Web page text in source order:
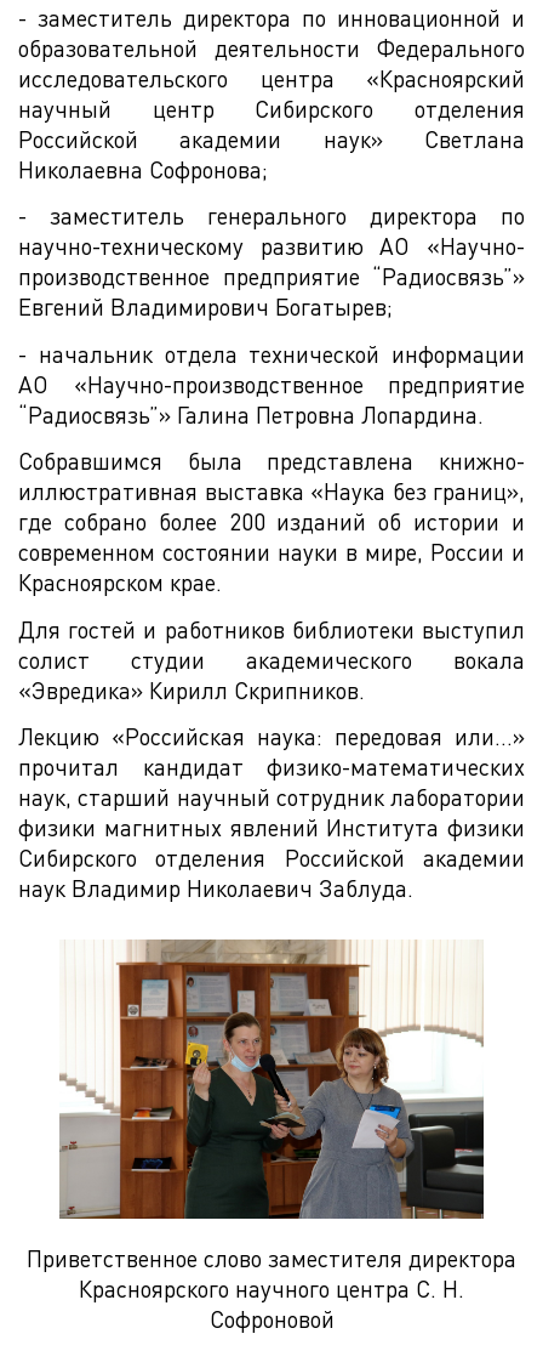
- заместитель директора по инновационной и
образовательной деятельности Федерального
исследовательского центра «Красноярский
научный центр Сибирского отделения
Российской академии наук» Светлана
Николаевна Софронова;
- заместитель генерального директора по
научно-техническому развитию АО «Научно-
производственное предприятие “Радиосвязь”»
Евгений Владимирович Богатырев;
- начальник отдела технической информации
АО «Научно-производственное предприятие
“Радиосвязь”» Галина Петровна Лопардина.
Собравшимся была представлена книжно-
иллюстративная выставка «Наука без границ»,
где собрано более 200 изданий об истории и
современном состоянии науки в мире, России и
Красноярском крае.
Для гостей и работников библиотеки выступил
солист студии академического вокала
«Эвредика» Кирилл Скрипников.
Лекцию «Российская наука: передовая или…»
прочитал кандидат физико-математических
наук, старший научный сотрудник лаборатории
физики магнитных явлений Института физики
Сибирского отделения Российской академии
наук Владимир Николаевич Заблуда.
Приветственное слово заместителя директора
Красноярского научного центра С. Н.
Софроновой